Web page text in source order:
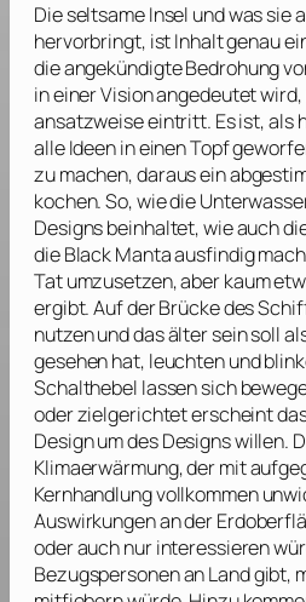
Die seltsame Insel und was sie
hervorbringt, ist Inhalt genau
die angekündigte Bedrohung
in einer Vision angedeutet
ansatzweise eintritt. Es ist, als
alle Ideen in einen Topf
zu machen, daraus ein
kochen. So, wie die
Designs beinhaltet, wie auch
die Black Manta ausfindig
Tat umzusetzen, aber kaum
ergibt. Auf der Brücke des
nutzen und das älter sein soll
gesehen hat, leuchten und
Schalthebel lassen sich
oder zielgerichtet erscheint
Design um des Designs willen.
Klimaerwärmung, der mit
Kernhandlung vollkommen
Auswirkungen an der
oder auch nur interessieren
Bezugspersonen an Land gibt,